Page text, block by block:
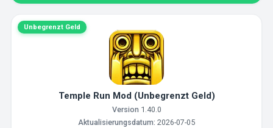
Unbegrenzt Geld
Temple Run Mod (Unbegrenzt Geld)
Version 1.40.0
Aktualisierungsdatum: 2026-07-05